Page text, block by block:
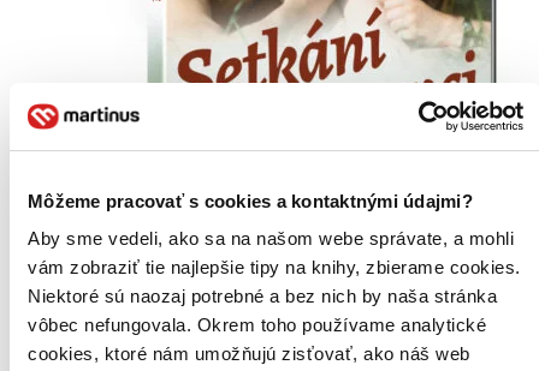
Môžeme pracovať s cookies a kontaktnými údajmi?
Aby sme vedeli, ako sa na našom webe správate, a mohli
vám zobraziť tie najlepšie tipy na knihy, zbierame cookies.
Niektoré sú naozaj potrebné a bez nich by naša stránka
vôbec nefungovala. Okrem toho používame analytické
cookies, ktoré nám umožňujú zisťovať, ako náš web